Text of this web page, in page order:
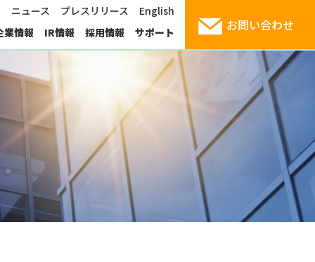
ニュース プレスリリース English
サイエンスクラウド
お見積りシミュレーション
頑丈ラップトップ
支援サービス
業情報
パートナー企業
IR情報 採用情報 サポート
産業用コンピューティング
お問い合わせ